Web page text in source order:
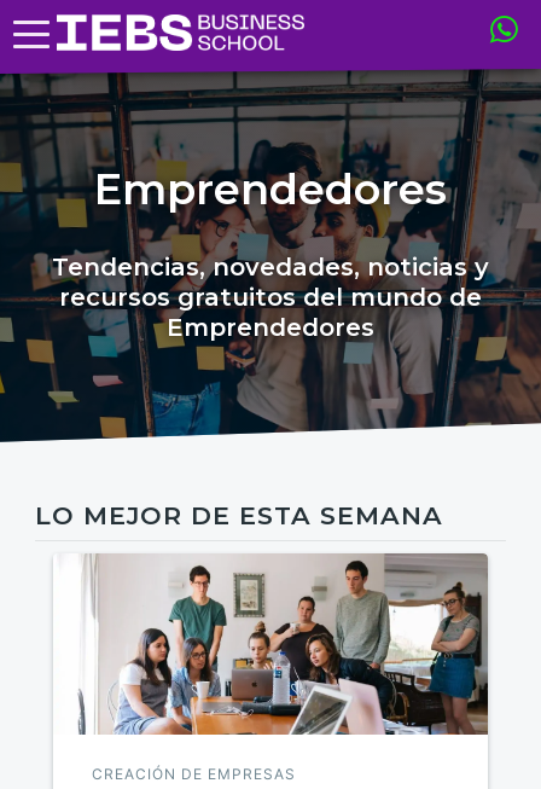
Emprendedores
Tendencias, novedades, noticias y
recursos gratuitos del mundo de
Emprendedores
LO MEJOR DE ESTA SEMANA
CREACIÓN DE EMPRESAS